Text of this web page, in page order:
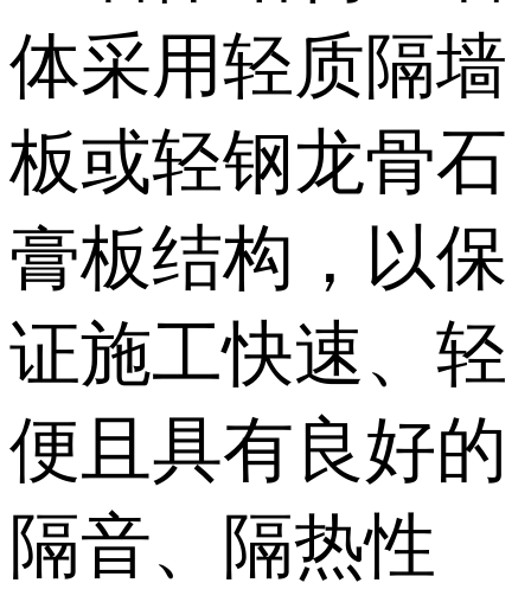
体采用轻质隔墙
板或轻钢龙骨石
膏板结构，以保
证施工快速、轻
便且具有良好的
隔音、隔热性